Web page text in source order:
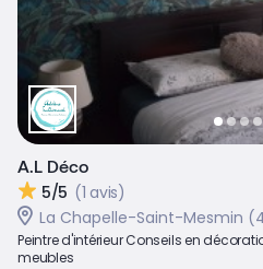
A.L Déco
5/5 (1 avis)
La Chapelle-Saint-Mesmin
Peintre d'intérieur Conseils en
meubles